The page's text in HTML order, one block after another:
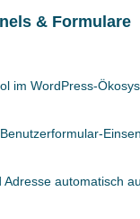
& Formulare
im WordPress-
automatisch